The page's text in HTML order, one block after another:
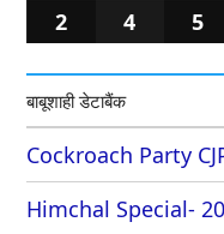
2 4 5
बाबूशाही डेटाबैंक
Cockroach Party
Himchal Special-